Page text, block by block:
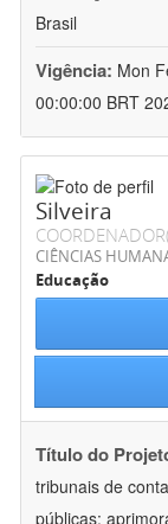
Brasil
Vigência: Mon
00:00:00 BRT
Silveira
CIÊNCIAS
Educação
Título do
tribunais de
públicas: